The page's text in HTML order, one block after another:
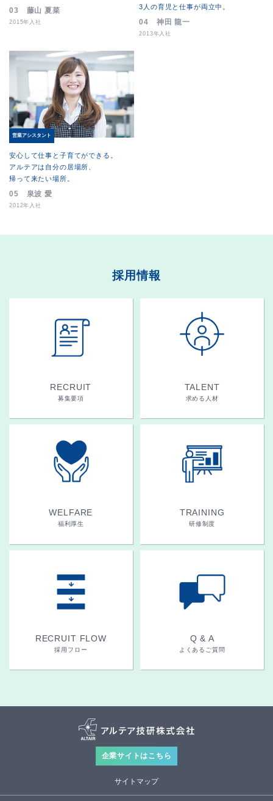
03 藤山 夏菜
2015年入社
3人の育児と仕事が両立中。
04 神田 龍一
2013年入社
営業アシスタント
安心して仕事と子育てができる。
アルテアは自分の居場所、
帰って来たい場所。
05 泉波 愛
2012年入社
採用情報
RECRUIT
募集要項
TALENT
求める人材
WELFARE
福利厚生
TRAINING
研修制度
RECRUIT FLOW
採用フロー
Q & A
よくあるご質問
企業サイトはこちら
サイトマップ